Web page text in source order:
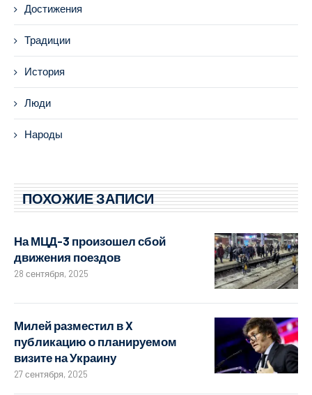
Достижения
Традиции
История
Люди
Народы
ПОХОЖИЕ ЗАПИСИ
На МЦД-3 произошел сбой
движения поездов
28 сентября, 2025
Милей разместил в X
публикацию о планируемом
визите на Украину
27 сентября, 2025